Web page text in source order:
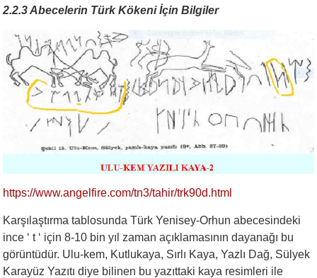
2.2.3 Abecelerin Türk Kökeni İçin Bilgiler
https://www.angelfire.com/tn3/tahir/trk90d.html
Karşılaştırma tablosunda Türk Yenisey-Orhun abecesindeki
ince ‘ t ‘ için 8-10 bin yıl zaman açıklamasının dayanağı bu
görüntüdür. Ulu-kem, Kutlukaya, Sırlı Kaya, Yazlı Dağ, Sülyek
Karayüz Yazıtı diye bilinen bu yazıttaki kaya resimleri ile